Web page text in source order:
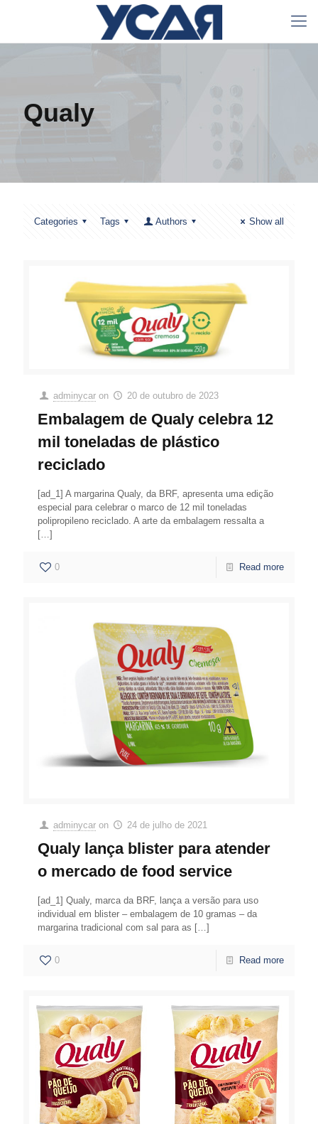
Qualy
Categories Tags Authors Show all
adminycar on 20 de outubro de 2023
Embalagem de Qualy celebra 12
mil toneladas de plástico
reciclado
[ad_1] A margarina Qualy, da BRF, apresenta uma edição
especial para celebrar o marco de 12 mil toneladas
polipropileno reciclado. A arte da embalagem ressalta a
[…]
0 Read more
adminycar on 24 de julho de 2021
Qualy lança blister para atender
o mercado de food service
[ad_1] Qualy, marca da BRF, lança a versão para uso
individual em blister – embalagem de 10 gramas – da
margarina tradicional com sal para as […]
0 Read more